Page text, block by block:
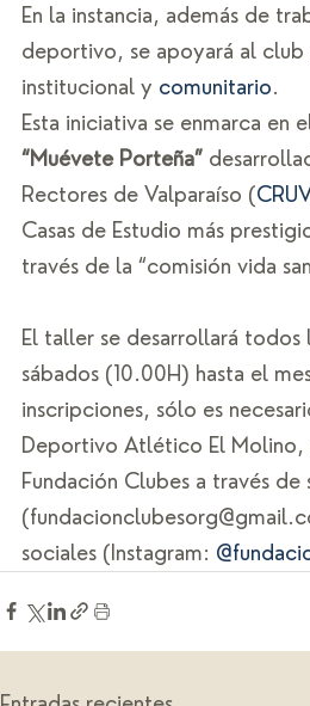
En la instancia, además de
deportivo, se apoyará al club
institucional y comunitario.
Esta iniciativa se enmarca en
“Muévete Porteña”
Rectores de Valparaíso (
Casas de Estudio más
través de la “comisión vida
El taller se desarrollará todos
sábados (10.00H) hasta el
inscripciones, sólo es
Deportivo Atlético El Molino,
Fundación Clubes a través de
sociales (Instagram: